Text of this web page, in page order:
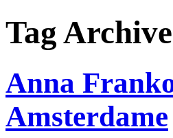
Tag
Anna
Amsterdame